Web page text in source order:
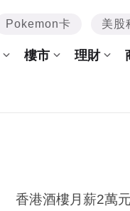
Pokemon卡 美股
樓市 理財
香港酒樓月薪2萬